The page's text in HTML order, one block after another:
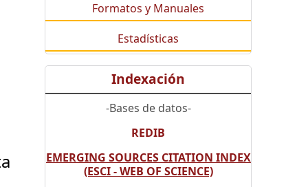
Formatos y Manuales
Estadísticas
Indexación
-Bases de datos-
REDIB
EMERGING SOURCES CITATION INDEX
(ESCI - WEB OF SCIENCE)